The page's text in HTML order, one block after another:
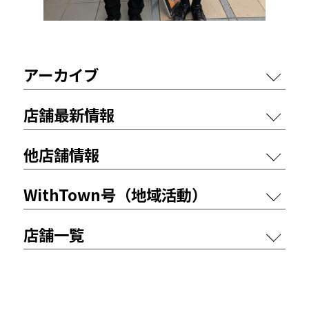
アーカイブ
店舗最新情報
他店舗情報
WithTown号（地域活動）
店舗一覧